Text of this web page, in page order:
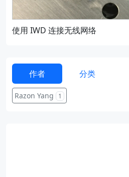
使用 IWD 连接无线网络
作者 分类
Razon Yang 1